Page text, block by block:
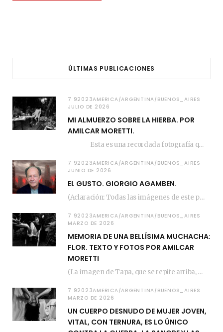
ÚLTIMAS PUBLICACIONES
7 92023AMERICA/ARGENTINA/BUENOS_AIRES
JULIO DE 2026
MI ALMUERZO SOBRE LA HIERBA. POR
AMILCAR MORETTI.
Esta es una recordada fotografía que registré…
7 92023AMERICA/ARGENTINA/BUENOS_AIRES
JUNIO DE 2026
EL GUSTO. GIORGIO AGAMBEN.
(Aclaración: Todas las imágenes de este posteo fueron tomadas de Bloghemia.com, y todos los…
7 92023AMERICA/ARGENTINA/BUENOS_AIRES
MARZO DE 2026
MEMORIA DE UNA BELLÍSIMA MUCHACHA:
FLOR. TEXTO Y FOTOS POR AMILCAR
MORETTI
(La imagen de Tapa, que se repite arriba, fue compuesta por Amilcar Moretti el viernes…
7 92023AMERICA/ARGENTINA/BUENOS_AIRES
MARZO DE 2026
UN CUERPO DESNUDO DE MUJER JOVEN,
VITAL, CON TERNURA, ES LO ÚNICO